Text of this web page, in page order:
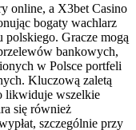
online, a X3bet Casino
bogaty wachlarz
polskiego. Gracze mogą
bankowych,
w Polsce portfeli
Kluczową zaletą
likwiduje wszelkie
się również
szczególnie przy